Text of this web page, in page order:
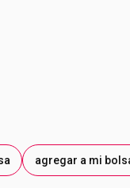
agregar a mi